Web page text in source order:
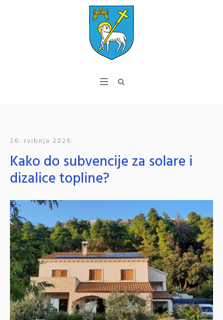
26. svibnja 2026.
Kako do subvencije za solare i
dizalice topline?